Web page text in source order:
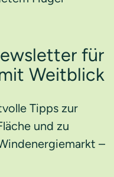
für
Weitblick
Tipps zur
und zu
–